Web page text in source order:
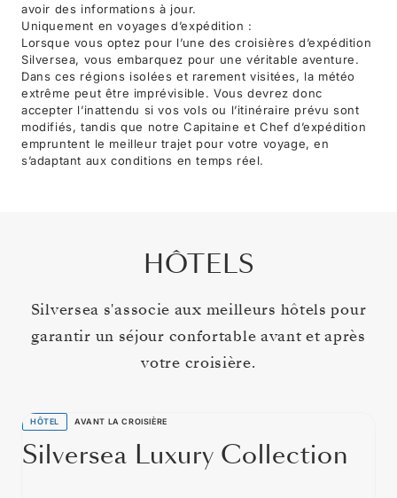
avoir des informations à jour.
Uniquement en voyages d’expédition :
Lorsque vous optez pour l’une des croisières d’expédition
Silversea, vous embarquez pour une véritable aventure.
Dans ces régions isolées et rarement visitées, la météo
extrême peut être imprévisible. Vous devrez donc
accepter l’inattendu si vos vols ou l’itinéraire prévu sont
modifiés, tandis que notre Capitaine et Chef d’expédition
empruntent le meilleur trajet pour votre voyage, en
s’adaptant aux conditions en temps réel.
HÔTELS
Silversea s'associe aux meilleurs hôtels pour
garantir un séjour confortable avant et après
votre croisière.
HÔTEL AVANT LA CROISIÈRE
Silversea Luxury Collection